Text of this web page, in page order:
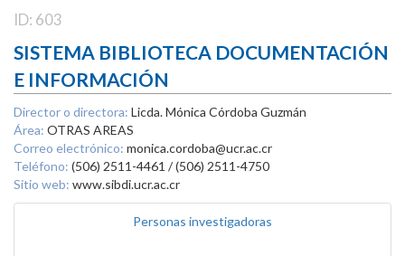
ID: 603
SISTEMA BIBLIOTECA DOCUMENTACIÓN
E INFORMACIÓN
Director o directora: Licda. Mónica Córdoba Guzmán
Área: OTRAS AREAS
Correo electrónico: monica.cordoba@ucr.ac.cr
Teléfono: (506) 2511-4461 / (506) 2511-4750
Sitio web: www.sibdi.ucr.ac.cr
Personas investigadoras